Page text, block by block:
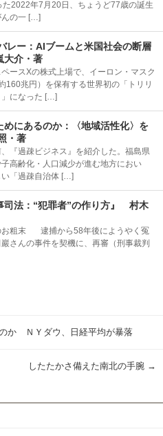
た2022年7月20日、ちょうど77歳の誕生
んの一 […]
レー：AIブームと米国社会の断層
介・著
ースXの株式上場で、イーロン・マスク
160兆円）を保有する世界初の「トリリ
になった […]
めにあるのか：〈地域活性化〉を
・著
『過疎ビジネス』を紹介した。福島県
高齢化・人口減少が進む地方におい
「過疎自治体 […]
司法：“犯罪者”の作り方』 村木
お粗末 逮捕から58年後にようやく冤
さんの事件を契機に、再審（刑事裁判
か ＮＹダウ、日経平均が暴落
したたかさ備えた南北の手腕 →